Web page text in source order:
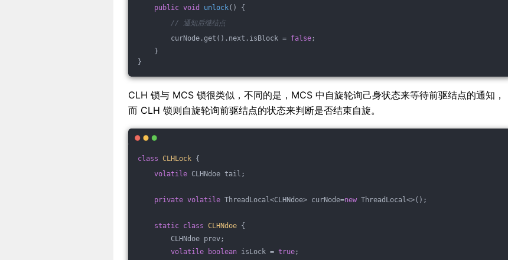
public void unlock()
{
// 通知后继结点
curNode.get().next.isBlock = false;
}
}
CLH 锁与 MCS 锁很类似，不同的是，MCS 中自旋轮询己身状态来等待前驱结点的通知，
而 CLH 锁则自旋轮询前驱结点的状态来判断是否结束自旋。
class CLHLock {
volatile CLHNdoe tail;
private volatile ThreadLocal<CLHNdoe> curNode=new ThreadLocal<>();
static class CLHNdoe {
CLHNdoe prev;
volatile
boolean isLock = true;